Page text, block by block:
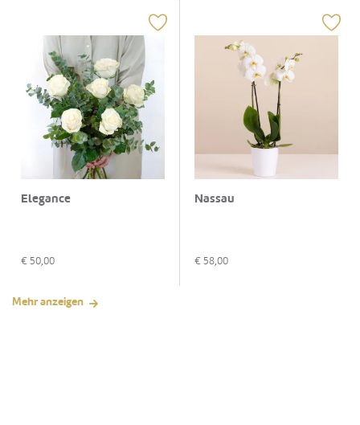
Elegance
€ 50,00
Nassau
€ 58,00
Mehr anzeigen